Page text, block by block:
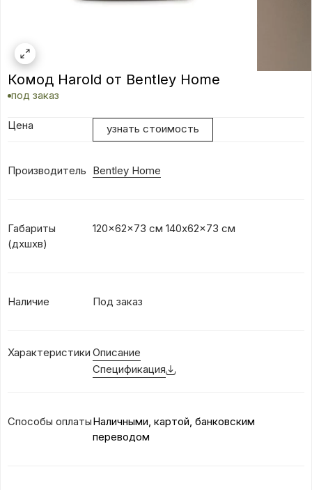
Комод Harold от Bentley Home
под заказ
Цена узнать стоимость
Производитель Bentley Home
Габариты
(дхшхв)
120x62x73 см 140x62x73 см
Наличие Под заказ
Характеристики Описание
Спецификация
Способы оплатыНаличными, картой, банковским
переводом